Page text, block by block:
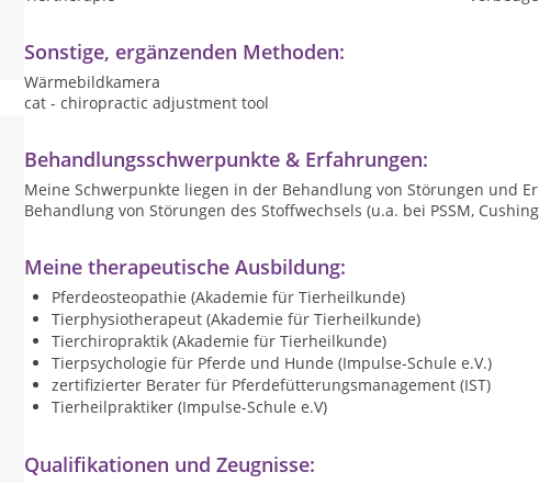
Sonstige, ergänzenden Methoden:
Wärmebildkamera
cat - chiropractic adjustment tool
Behandlungsschwerpunkte & Erfahrungen:
Meine Schwerpunkte liegen in der Behandlung von Störungen und
Behandlung von Störungen des Stoffwechsels (u.a. bei PSSM,
Meine therapeutische Ausbildung:
Pferdeosteopathie (Akademie für Tierheilkunde)
Tierphysiotherapeut (Akademie für Tierheilkunde)
Tierchiropraktik (Akademie für Tierheilkunde)
Tierpsychologie für Pferde und Hunde (Impulse-Schule e.V.)
zertifizierter Berater für Pferdefütterungsmanagement (IST)
Tierheilpraktiker (Impulse-Schule e.V)
Qualifikationen und Zeugnisse: